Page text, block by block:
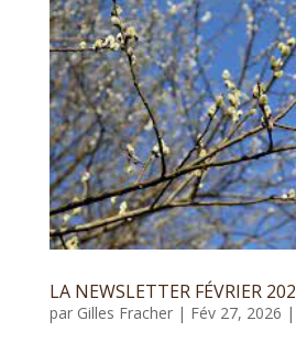
LA NEWSLETTER FÉVRIER
par Gilles Fracher| Fév 27, 2026 |